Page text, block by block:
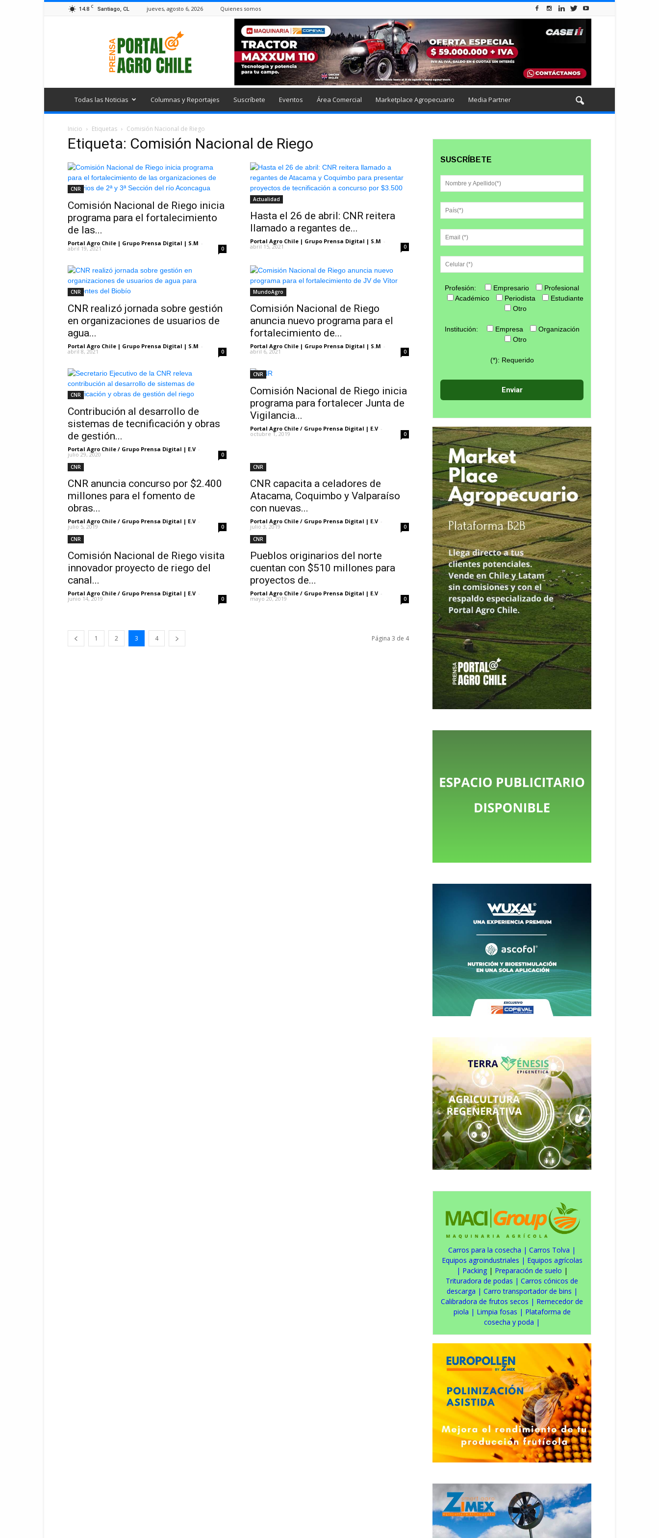
14.8 C Santiago, CL jueves, agosto 6, 2026 Quienes somos
Todas las Noticias Columnas y Reportajes Suscríbete Eventos Área Comercial Marketplace Agropecuario Media Partner
Inicio Etiquetas Comisión Nacional de Riego
Etiqueta: Comisión Nacional de Riego
CNR
Comisión Nacional de Riego inicia
programa para el fortalecimiento
de las...
Portal Agro Chile | Grupo Prensa Digital | S.M -
abril 19, 2021 0
Actualidad
Hasta el 26 de abril: CNR reitera
llamado a regantes de...
Portal Agro Chile | Grupo Prensa Digital | S.M -
abril 15, 2021 0
CNR
CNR realizó jornada sobre gestión
en organizaciones de usuarios de
agua...
Portal Agro Chile | Grupo Prensa Digital | S.M -
abril 8, 2021 0
MundoAgro
Comisión Nacional de Riego
anuncia nuevo programa para el
fortalecimiento de...
Portal Agro Chile | Grupo Prensa Digital | S.M -
abril 6, 2021 0
CNR
Contribución al desarrollo de
sistemas de tecnificación y obras
de gestión...
Portal Agro Chile / Grupo Prensa Digital | E.V -
julio 29, 2020 0
CNR
Comisión Nacional de Riego inicia
programa para fortalecer Junta de
Vigilancia...
Portal Agro Chile / Grupo Prensa Digital | E.V -
octubre 1, 2019 0
CNR
CNR anuncia concurso por $2.400
millones para el fomento de
obras...
Portal Agro Chile / Grupo Prensa Digital | E.V -
julio 5, 2019 0
CNR
CNR capacita a celadores de
Atacama, Coquimbo y Valparaíso
con nuevas...
Portal Agro Chile / Grupo Prensa Digital | E.V -
julio 3, 2019
0
CNR
Comisión Nacional de Riego visita
innovador proyecto de riego del
canal...
Portal Agro Chile / Grupo Prensa Digital | E.V -
junio 14, 2019 0
CNR
Pueblos originarios del norte
cuentan con $510 millones para
proyectos de...
Portal Agro Chile / Grupo Prensa Digital | E.V -
mayo 20, 2019 0
1 2 3 4 Página 3 de 4
SUSCRÍBETE
Profesión: Empresario
Profesional
Académico
Periodista
Estudiante
Otro
Institución: Empresa
Organización
Otro
(*): Requerido
Carros para la cosecha | Carros Tolva |
Equipos agroindustriales | Equipos agrícolas
| Packing| Preparación de suelo |
Trituradora de podas | Carros cónicos de
descarga | Carro transportador de bins |
Calibradora de frutos secos | Remecedor de
piola | Limpia fosas | Plataforma de
cosecha y poda |